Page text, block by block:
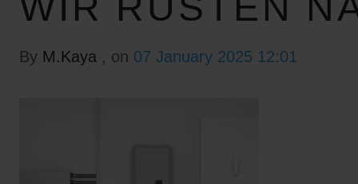
By M.Kaya , on 07 January 2025 12:01